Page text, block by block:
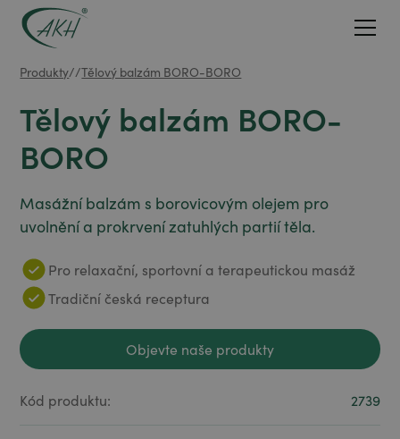
Produkty//Tělový balzám BORO-BORO
Tělový balzám BORO-
BORO
Masážní balzám s borovicovým olejem pro
uvolnění a prokrvení zatuhlých partií těla.
Pro relaxační, sportovní a terapeutickou masáž
Tradiční česká receptura
Objevte naše produkty
Objevte naše produkty
Kód produktu:
2739